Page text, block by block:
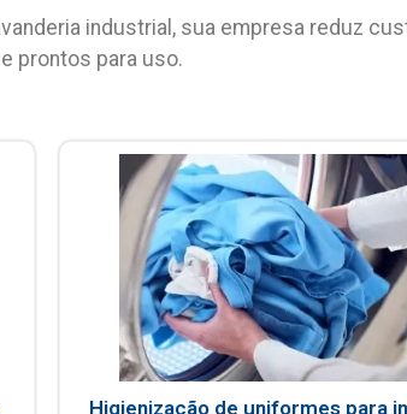
industrial , sua empresa reduz
prontos para uso.
Higienização de uniformes para